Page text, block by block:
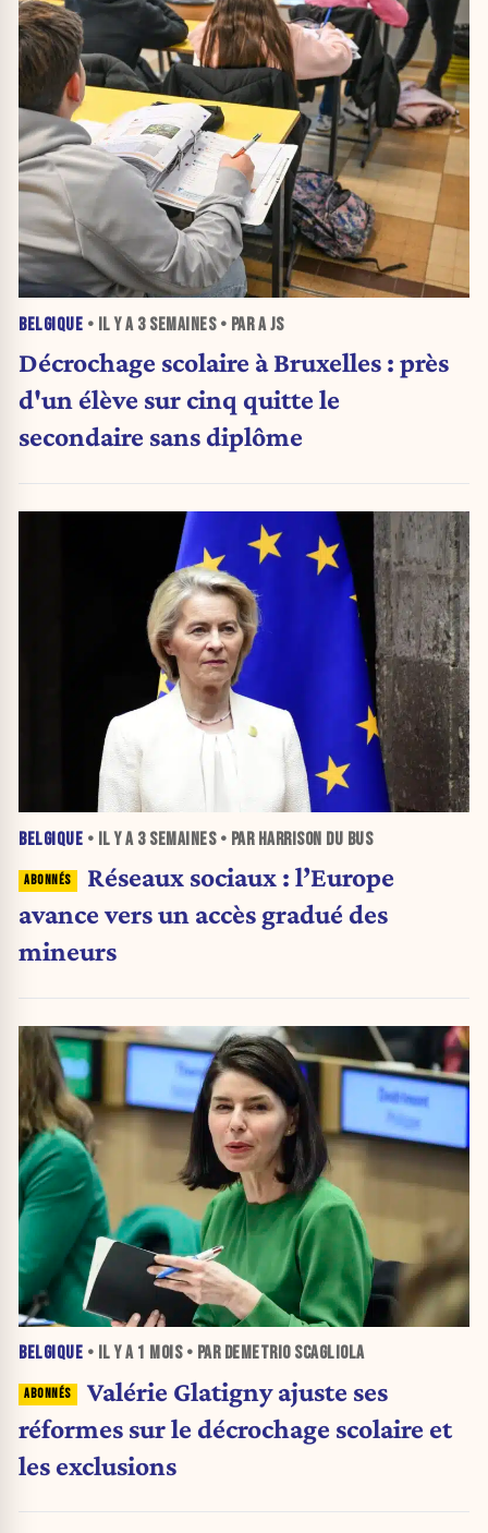
BELGIQUE • IL Y A 3 SEMAINES• PAR A JS
Décrochage scolaire à Bruxelles : près
d'un élève sur cinq quitte le
secondaire sans diplôme
BELGIQUE • IL Y A 3 SEMAINES• PAR HARRISON DU BUS
Réseaux sociaux : l’Europe
avance vers un accès gradué des
mineurs
BELGIQUE • IL Y A 1 MOIS• PAR DEMETRIO SCAGLIOLA
Valérie Glatigny ajuste ses
réformes sur le décrochage scolaire et
les exclusions